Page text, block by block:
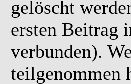
gelöscht
ersten Beitrag
verbunden).
teilgenommen